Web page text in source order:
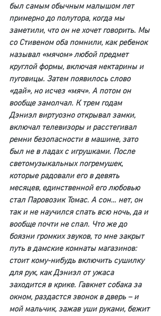
был самым обычным малышом лет
примерно до полутора, когда мы
заметили, что он не хочет говорить. Мы
со Стивеном оба помнили, как ребенок
называл «мячом» любой предмет
круглой формы, включая нектарины и
пуговицы. Затем появилось слово
«дай», но исчез «мяч». А потом он
вообще замолчал. К трем годам
Дэниэл виртуозно открывал замки,
включал телевизоры и расстегивал
ремни безопасности в машине, зато
был не в ладах с игрушками. После
светомузыкальных погремушек,
которые радовали его в девять
месяцев, единственной его любовью
стал Паровозик Томас. А сон… нет, он
так и не научился спать всю ночь, да и
вообще почти не спал. Что же до
боязни громких звуков, то мне закрыт
путь в дамские комнаты магазинов:
стоит кому-нибудь включить сушилку
для рук, как Дэниэл от ужаса
заходится в крике. Гавкнет собака за
окном, раздастся звонок в дверь – и
мой мальчик, зажав уши руками, бежит